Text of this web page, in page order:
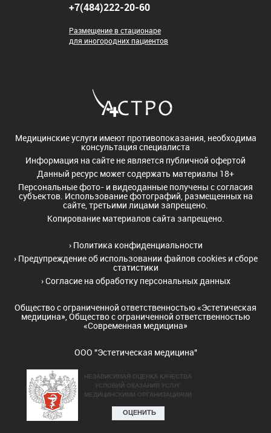
+7(484)222-20-60
Размещение в стационаре
для иногородних пациентов
Медицинские услуги имеют противопоказания, необходима
консультация специалиста
Информация на сайте не является публичной офертой
Данный ресурс может содержать материалы 18+
Персональные фото- и видеоданные получены с согласия
субъектов. Использование фотографий, размещенных на
сайте, третьими лицами запрещено.
Копирование материалов сайта запрещено.
› Политика конфиденциальности
› Предупреждение об использовании файлов cookies и сборе
статистики
›Согласие на обработку персональных данных
Общество с ограниченной ответственностью «Эстетическая
медицина», Общество с ограниченной ответственностью
«Современная медицина»
ООО "Эстетическая медицина"